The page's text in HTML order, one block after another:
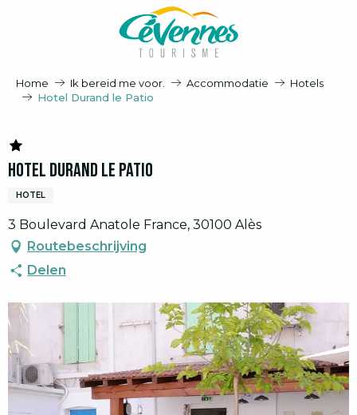
Home Ik bereid me voor. Accommodatie
Hotels
Hotel Durand le Patio
Hotel Durand le Patio
HOTEL
3 Boulevard Anatole France, 30100 Alès
Routebeschrijving
Delen